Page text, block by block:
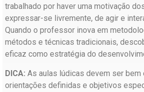
trabalhado por haver uma motivação
expressar-se livremente, de agir e
Quando o professor inova em
métodos e técnicas tradicionais,
eficaz como estratégia do
DICA: As aulas lúdicas devem ser bem
orientações definidas e objetivos